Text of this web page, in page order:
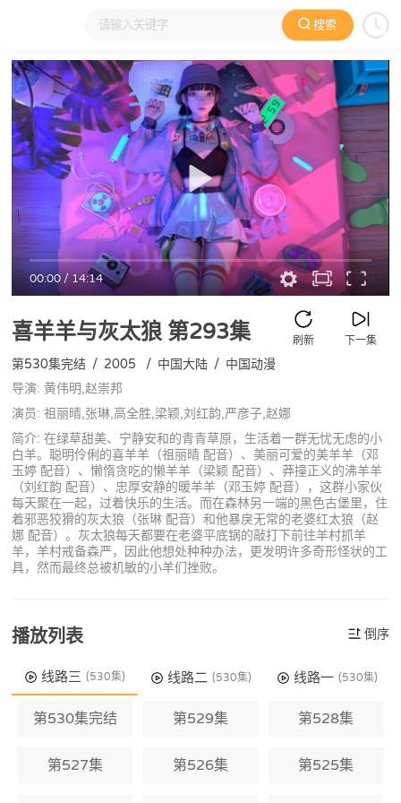
搜索
大家在看 日本动漫 国产动漫 欧美动漫 动漫电影
00:00/14:14
喜羊羊与灰太狼第293集 下一集
刷新
第530集完结 / 2005 / 中国大陆 / 中国动漫
导演: 黄伟明,赵崇邦
演员: 祖丽晴,张琳,高全胜,梁颖,刘红韵,严彦子,赵娜
简介: 在绿草甜美、宁静安和的青青草原，生活着一群无忧无虑的小
白羊。聪明伶俐的喜羊羊（祖丽晴 配音）、美丽可爱的美羊羊（邓
玉婷 配音）、懒惰贪吃的懒羊羊（梁颖 配音）、莽撞正义的沸羊羊
（刘红韵 配音）、忠厚安静的暖羊羊（邓玉婷 配音），这群小家伙
每天聚在一起，过着快乐的生活。而在森林另一端的黑色古堡里，住
着邪恶狡猾的灰太狼（张琳 配音）和他暴戾无常的老婆红太狼（赵
娜 配音）。灰太狼每天都要在老婆平底锅的敲打下前往羊村抓羊
羊，羊村戒备森严，因此他想处种种办法，更发明许多奇形怪状的工
具，然而最终总被机敏的小羊们挫败。
播放列表 倒序
线路三 (530集) 线路二 (530集) 线路一 (530集)
第530集完结 第529集 第528集
第527集 第526集 第525集